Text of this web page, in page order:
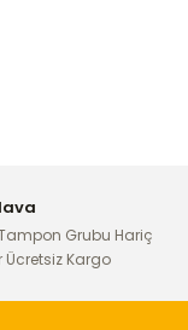
Grubu Hariç
Ücretsiz Kargo